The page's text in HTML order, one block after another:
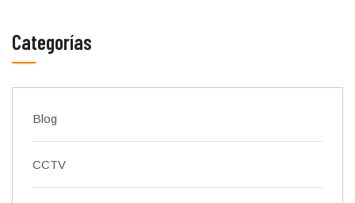
Categorías
Blog
CCTV